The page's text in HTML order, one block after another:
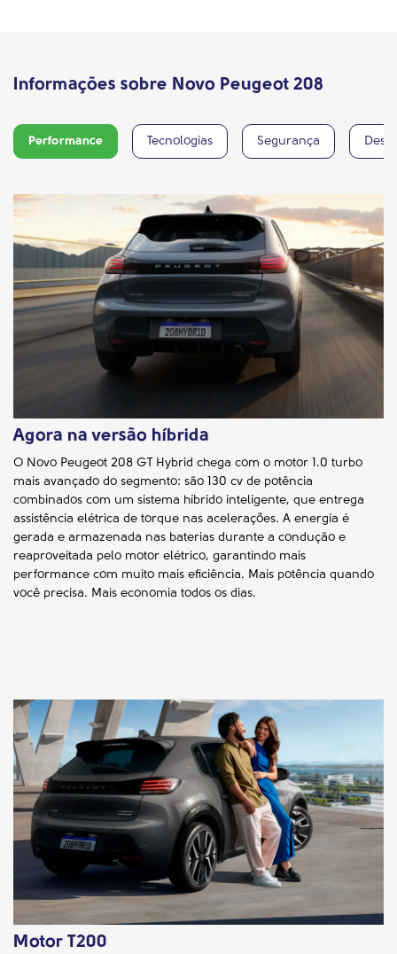
Informações sobre Novo Peugeot 208
Performance Tecnologias Segurança
Agora na versão híbrida
O Novo Peugeot 208 GT Hybrid chega com o motor 1.0 turbo
mais avançado do segmento: são 130 cv de potência
combinados com um sistema híbrido inteligente, que entrega
assistência elétrica de torque nas acelerações. A energia é
gerada e armazenada nas baterias durante a condução e
reaproveitada pelo motor elétrico, garantindo mais
performance com muito mais eficiência. Mais potência quando
você precisa. Mais economia todos os dias.
Motor T200